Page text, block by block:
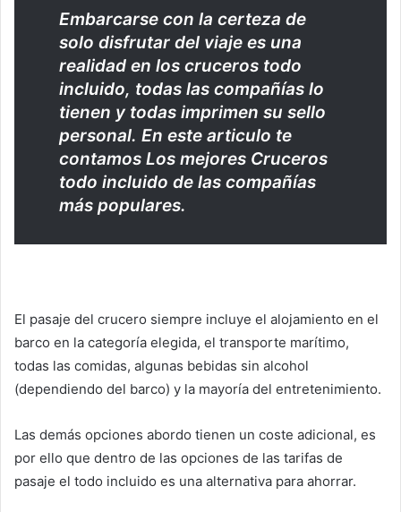
Embarcarse con la certeza de
solo disfrutar del viaje es una
realidad en los cruceros todo
incluido, todas las compañías lo
tienen y todas imprimen su sello
personal. En este articulo te
contamos Los mejores Cruceros
todo incluido de las compañías
más populares.
El pasaje del crucero siempre incluye el alojamiento en el
barco en la categoría elegida, el transporte marítimo,
todas las comidas, algunas bebidas sin alcohol
(dependiendo del barco) y la mayoría del entretenimiento.
Las demás opciones abordo tienen un coste adicional, es
por ello que dentro de las opciones de las tarifas de
pasaje el todo incluido es una alternativa para ahorrar.